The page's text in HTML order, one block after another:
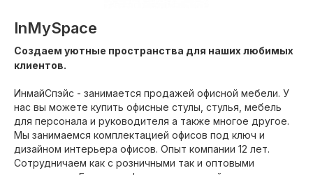
InMySpace
Создаем уютные пространства для наших любимых
клиентов.
ИнмайСпэйс - занимается продажей офисной мебели. У
нас вы можете купить офисные стулы, стулья, мебель
для персонала и руководителя а также многое другое.
Мы занимаемся комплектацией офисов под ключ и
дизайном интерьера офисов. Опыт компании 12 лет.
Сотрудничаем как с розничными так и оптовыми